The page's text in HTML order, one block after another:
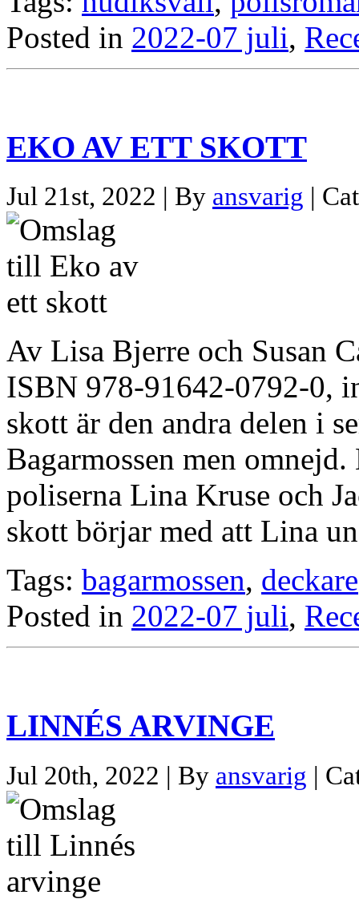
Posted in 2022-07 juli,
EKO AV ETT SKOTT
Jul 21st, 2022 | By ansvarig |
Av Lisa Bjerre och Susan
ISBN 978-91642-0792-0,
skott är den andra delen i
Bagarmossen men
poliserna Lina Kruse och
skott börjar med att Lina
Tags: bagarmossen, deckare
Posted in 2022-07 juli,
LINNÉS ARVINGE
Jul 20th, 2022 | By ansvarig |